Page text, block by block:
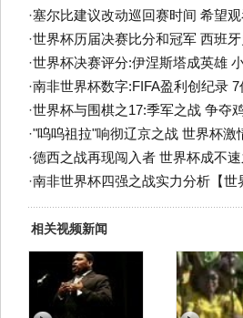
·塞尔比建议改动巡回赛时间 希望
·世界杯历届决赛比分和冠军 西班
·世界杯决赛评分:伊涅斯塔成英雄
·南非世界杯数字:FIFA盈利创纪录
·世界杯与围棋之17:季军之战 争夺
·"呜呜祖拉"响彻辽京之战 世界杯激
·德西之战再现闯入者 世界杯成不
·南非世界杯四强之战实力分析【世
相关视频新闻